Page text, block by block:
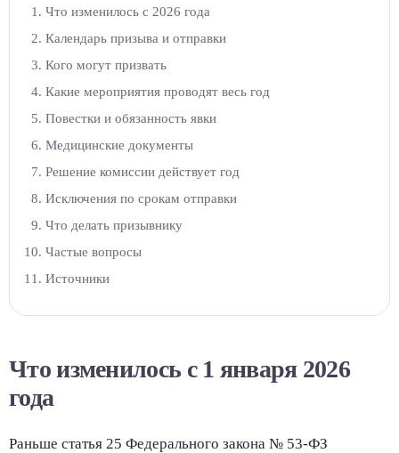
Что изменилось с 2026 года
Календарь призыва и отправки
Кого могут призвать
Какие мероприятия проводят весь год
Повестки и обязанность явки
Медицинские документы
Решение комиссии действует год
Исключения по срокам отправки
Что делать призывнику
Частые вопросы
Источники
Что изменилось с 1 января 2026
года
Раньше статья 25 Федерального закона № 53-ФЗ